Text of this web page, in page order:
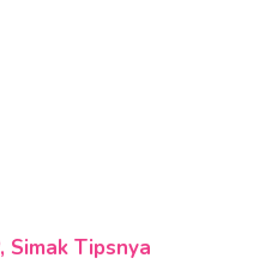
Simak Tipsnya